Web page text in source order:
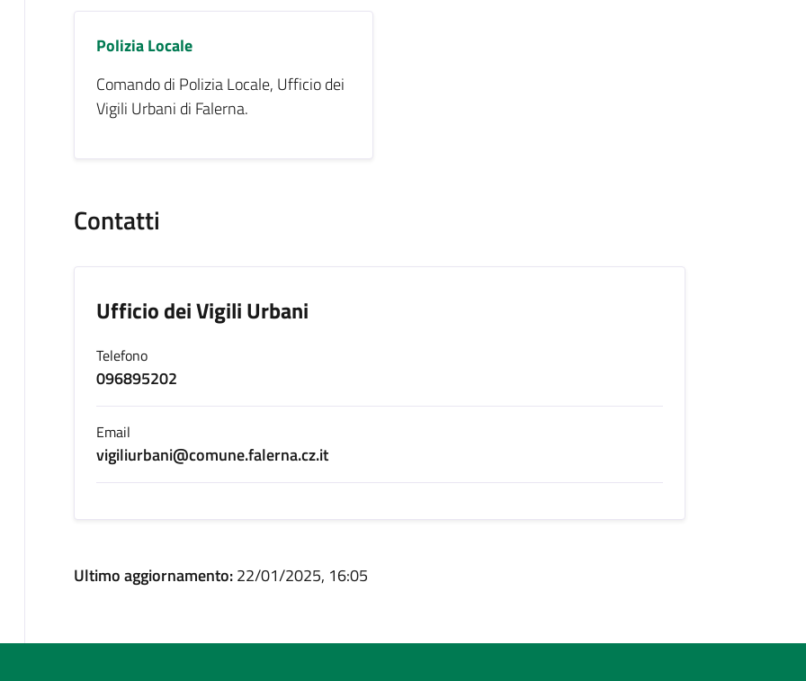
Polizia Locale
Comando di Polizia Locale, Ufficio dei
Vigili Urbani di Falerna.
Contatti
Ufficio dei Vigili Urbani
Telefono
096895202
Email
vigiliurbani@comune.falerna.cz.it
Ultimo aggiornamento:22/01/2025, 16:05